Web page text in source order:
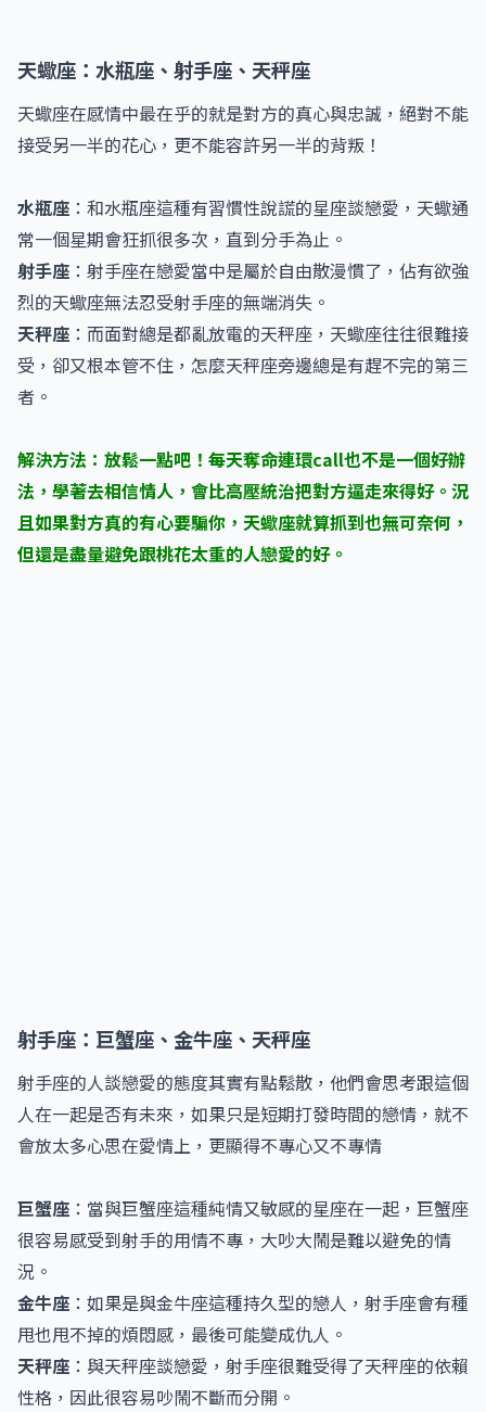
天蠍座：水瓶座、射手座、天秤座
天蠍座在感情中最在乎的就是對方的真心與忠誠，絕對不能
接受另一半的花心，更不能容許另一半的背叛！
水瓶座 ：和水瓶座這種有習慣性說謊的星座談戀愛，天蠍通
常一個星期會狂抓很多次，直到分手為止。
射手座 ：射手座在戀愛當中是屬於自由散漫慣了，佔有欲強
烈的天蠍座無法忍受射手座的無端消失。
天秤座 ：而面對總是都亂放電的天秤座，天蠍座往往很難接
受，卻又根本管不住，怎麼天秤座旁邊總是有趕不完的第三
者。
解決方法：放鬆一點吧！每天奪命連環call也不是一個好辦
法，學著去相信情人，會比高壓統治把對方逼走來得好。況
且如果對方真的有心要騙你，天蠍座就算抓到也無可奈何，
但還是盡量避免跟桃花太重的人戀愛的好。
射手座：巨蟹座、金牛座、天秤座
射手座的人談戀愛的態度其實有點鬆散，他們會思考跟這個
人在一起是否有未來，如果只是短期打發時間的戀情，就不
會放太多心思在愛情上，更顯得不專心又不專情
巨蟹座 ：當與巨蟹座這種純情又敏感的星座在一起，巨蟹座
很容易感受到射手的用情不專，大吵大鬧是難以避免的情
況。
金牛座 ：如果是與金牛座這種持久型的戀人，射手座會有種
甩也甩不掉的煩悶感，最後可能變成仇人。
天秤座 ：與天秤座談戀愛，射手座很難受得了天秤座的依賴
性格，因此很容易吵鬧不斷而分開。